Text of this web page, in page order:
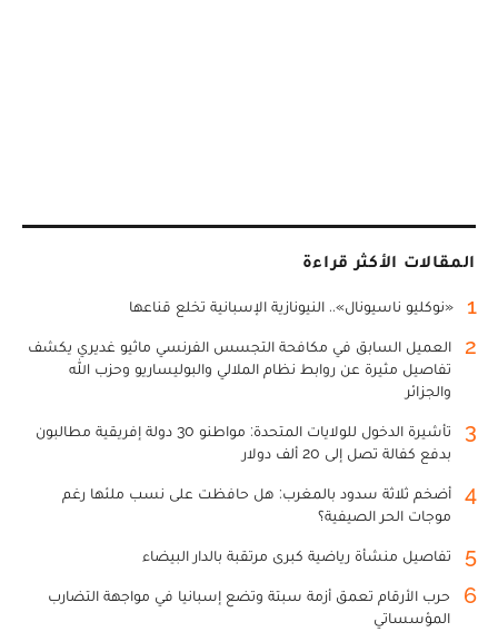
المقالات الأكثر قراءة
1 «نوكليو ناسيونال».. النيونازية الإسبانية تخلع قناعها
2
العميل السابق في مكافحة التجسس الفرنسي ماثيو غديري يكشف
تفاصيل مثيرة عن روابط نظام الملالي والبوليساريو وحزب الله
والجزائر
3
تأشيرة الدخول للولايات المتحدة: مواطنو 30 دولة إفريقية مطالبون
بدفع كفالة تصل إلى 20 ألف دولار
4
أضخم ثلاثة سدود بالمغرب: هل حافظت على نسب ملئها رغم
موجات الحر الصيفية؟
5 تفاصيل منشأة رياضية كبرى مرتقبة بالدار البيضاء
6
حرب الأرقام تعمق أزمة سبتة وتضع إسبانيا في مواجهة التضارب
المؤسساتي